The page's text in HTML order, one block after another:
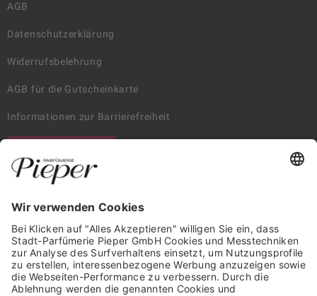
AGB
Datenschutzerklärung
Widerrufsbelehrung
AGB für die Gutscheinkarte
Informationen zur Barrierefreiheit